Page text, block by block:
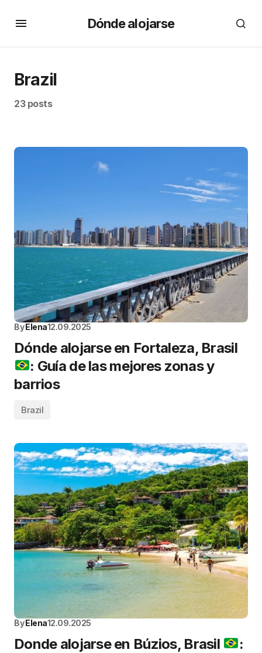
Dónde alojarse
Brazil
23 posts
ByElena12.09.2025
Dónde alojarse en Fortaleza, Brasil
: Guía de las mejores zonas y
barrios
Brazil
ByElena12.09.2025
Donde alojarse en Búzios, Brasil
: